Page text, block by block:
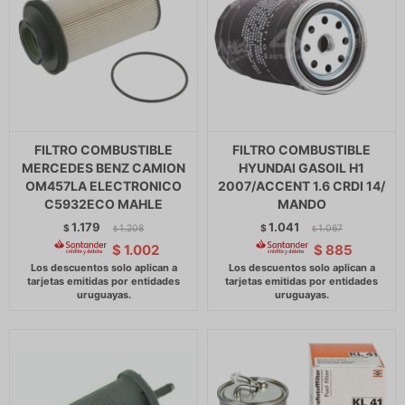
FILTRO COMBUSTIBLE
MERCEDES BENZ CAMION
OM457LA ELECTRONICO
C5932ECO MAHLE
$1.179 $ 1.208
$ 1.002
FILTRO COMBUSTIBLE
HYUNDAI GASOIL H1
2007/ACCENT 1.6 CRDI 14/
MANDO
$1.041 $ 1.067
$ 885